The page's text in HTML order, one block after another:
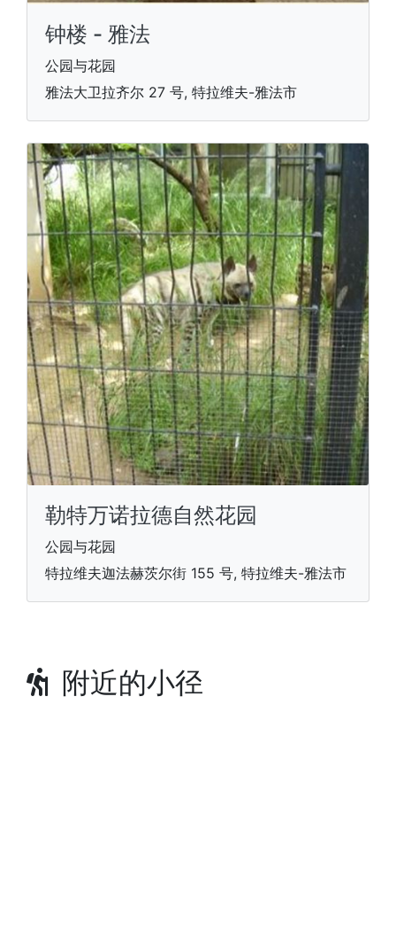
钟楼 - 雅法
公园与花园
雅法大卫拉齐尔 27 号, 特拉维夫-雅法市
勒特万诺拉德自然花园
公园与花园
特拉维夫迦法赫茨尔街 155 号, 特拉维夫-雅法市
附近的小径